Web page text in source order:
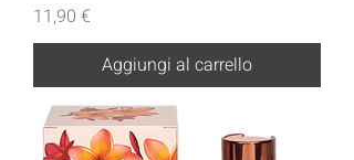
Prezzo
11,90 €
Aggiungi al carrello